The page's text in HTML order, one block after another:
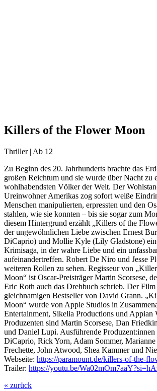
Killers of the Flower Moon
Thriller | Ab 12
Zu Beginn des 20. Jahrhunderts brachte das
großen Reichtum und sie wurde über Nacht zu
wohlhabendsten Völker der Welt. Der
Ureinwohner Amerikas zog sofort weiße
Menschen manipulierten, erpressten und den
stahlen, wie sie konnten – bis sie sogar zum
diesem Hintergrund erzählt „Killers of the
der ungewöhnlichen Liebe zwischen Ernest
DiCaprio) und Mollie Kyle (Lily Gladstone)
Krimisaga, in der wahre Liebe und ein
aufeinandertreffen. Robert De Niro und Jesse
weiteren Rollen zu sehen. Regisseur von
Moon“ ist Oscar-Preisträger Martin Scorsese,
Eric Roth auch das Drehbuch schrieb. Der Film
gleichnamigen Bestseller von David Grann.
Moon“ wurde von Apple Studios in
Entertainment, Sikelia Productions und Appian
Produzenten sind Martin Scorsese, Dan
und Daniel Lupi. Ausführende
DiCaprio, Rick Yorn, Adam Sommer,
Frechette, John Atwood, Shea Kammer und
Webseite: https://paramount.de/killers-of-the-
Trailer: https://youtu.be/
« zurück